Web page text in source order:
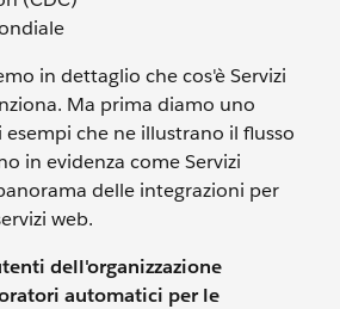
in dettaglio che cos'è Servizi
Ma prima diamo uno
che ne illustrano il flusso
in evidenza come Servizi
delle integrazioni per
web.
dell'organizzazione
automatici per le